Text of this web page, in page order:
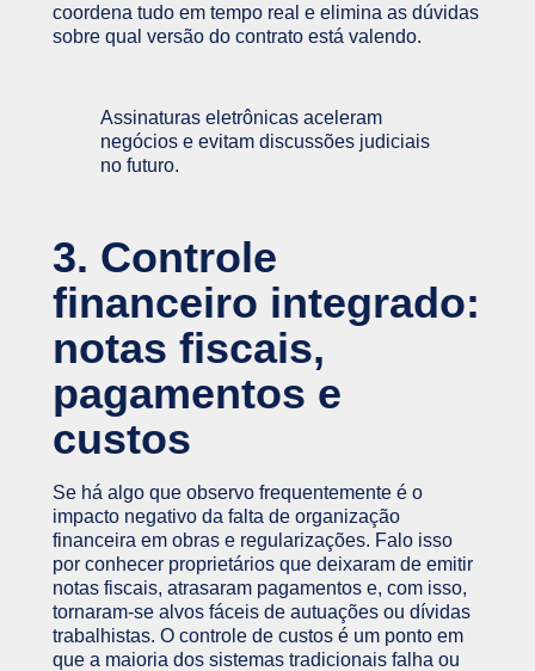
coordena tudo em tempo real e elimina as dúvidas
sobre qual versão do contrato está valendo.
Assinaturas eletrônicas aceleram
negócios e evitam discussões judiciais
no futuro.
3. Controle
financeiro integrado:
notas fiscais,
pagamentos e
custos
Se há algo que observo frequentemente é o
impacto negativo da falta de organização
financeira em obras e regularizações. Falo isso
por conhecer proprietários que deixaram de emitir
notas fiscais, atrasaram pagamentos e, com isso,
tornaram-se alvos fáceis de autuações ou dívidas
trabalhistas. O controle de custos é um ponto em
que a maioria dos sistemas tradicionais falha ou